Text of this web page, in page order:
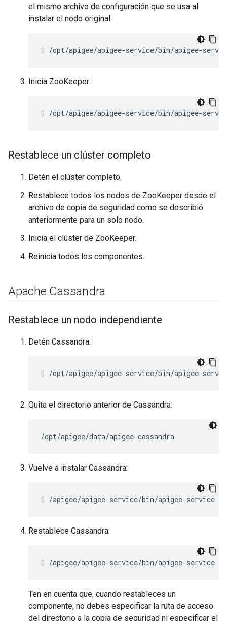
el mismo archivo de configuración que se usa al
instalar el nodo original:
/opt/apigee/apigee-service/bin/apigee-
Inicia ZooKeeper:
/opt/apigee/apigee-service/bin/apigee-
Restablece un clúster completo
Detén el clúster completo.
Restablece todos los nodos de ZooKeeper desde el
archivo de copia de seguridad como se describió
anteriormente para un solo nodo.
Inicia el clúster de ZooKeeper.
Reinicia todos los componentes.
Apache Cassandra
Restablece un nodo independiente
Detén Cassandra:
/opt/apigee/apigee-service/bin/apigee-
Quita el directorio anterior de Cassandra:
/opt/apigee/data/apigee-cassandra
Vuelve a instalar Cassandra:
/apigee/apigee-service/bin/apigee-service
Restablece Cassandra:
/apigee/apigee-service/bin/apigee-service
Ten en cuenta que, cuando restableces un
componente, no debes especificar la ruta de acceso
del directorio a la copia de seguridad ni especificar el